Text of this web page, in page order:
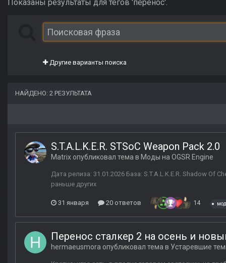
Показаны результаты для тегов 'перенос'.
Другие варианты поиска
НАЙДЕНО: 2 РЕЗУЛЬТАТА
S.T.A.L.K.E.R. STSoC Weapon Pack 2.0
Matrix опубликовал тема в Моды на OGSR Engine
Дата релиза: 31.01.2026 База: S.T.A.L.K.E.R. Shadow Of
раньше других
31 января 20 ответов 14 мод
Перенос сталкер 2 на осень и
hermaeusmora опубликовал тема в Устаревшие